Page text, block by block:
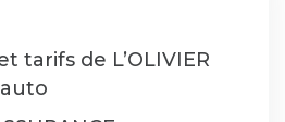
tarifs de L’OLIVIER
auto